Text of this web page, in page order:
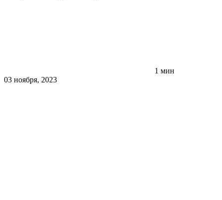
1 мин
03 ноября, 2023